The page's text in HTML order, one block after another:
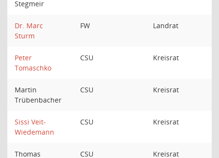
Stegmeir
Dr. Marc
Sturm
FW Landrat
Peter
Tomaschko
CSU Kreisrat
Martin
Trübenbacher
CSU Kreisrat
Sissi Veit-
Wiedemann
CSU Kreisrat
Thomas
CSU Kreisrat